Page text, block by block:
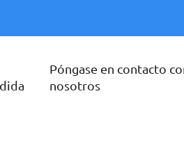
Póngase en contacto
nosotros